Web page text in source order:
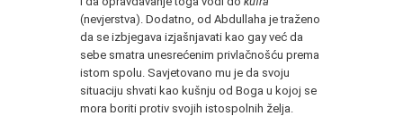
(nevjerstva). Dodatno, od Abdullaha je traženo
da se izbjegava izjašnjavati kao gay već da
sebe smatra unesrećenim privlačnošću prema
istom spolu. Savjetovano mu je da svoju
situaciju shvati kao kušnju od Boga u kojoj se
mora boriti protiv svojih istospolnih želja.